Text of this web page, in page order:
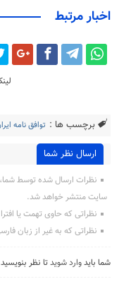
اخبار مرتبط
برچسب ها : توافق نامه
ارسال نظر شما
نظرات ارسال شده توسط
سایت منتشر خواهد شد.
نظراتی که حاوی تهمت یا
نظراتی که به غیر از زبان
شما بایدوارد شویدتا نظر